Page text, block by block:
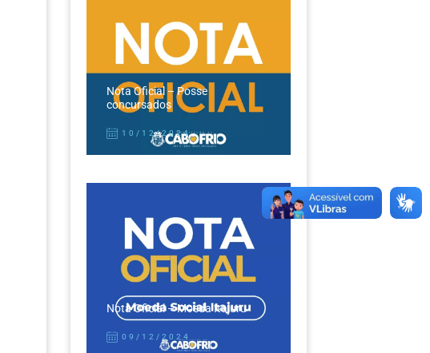
Nota Oficial – Posse
concursados
10/12/2024
Nota Oficial – Moeda Itajuru
09/12/2024